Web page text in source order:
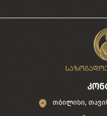
თბილისი,